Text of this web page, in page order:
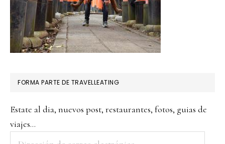
FORMA PARTE DE TRAVELLEATING
Estate al dia, nuevos post, restaurantes, fotos, guias de
viajes...